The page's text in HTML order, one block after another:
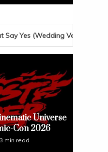
Ghea Indrawari
Universe
Con 2026
3 min read